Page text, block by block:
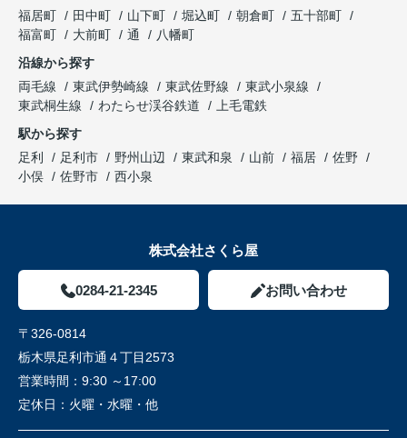
福居町
田中町 山下町 堀込町 朝倉町
五十部町
福富町
大前町 通
八幡町
沿線から探す
両毛線
東武伊勢崎線 東武佐野線
東武小泉線
東武桐生線
わたらせ渓谷鉄道
上毛電鉄
駅から探す
足利
足利市 野州山辺 東武和泉 山前 福居
佐野
小俣
佐野市 西小泉
株式会社さくら屋
0284-21-2345 お問い合わせ
〒326-0814
栃木県足利市通４丁目2573
営業時間： 9:30 ～17:00
定休日： 火曜・水曜・他